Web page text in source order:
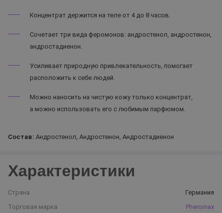
Концентрат держится на теле от 4 до 8 часов.
Сочетает три вида феромонов: андростенол, андростенон,
андростадиенон.
Усиливает природную привлекательность, помогает
расположить к себе людей.
Можно наносить на чистую кожу только концентрат,
а можно использовать его с любимым парфюмом.
Состав: Андростенол, Андростенон, Андростадиенон
Характеристики
Страна
Германия
Торговая марка
Pheromax